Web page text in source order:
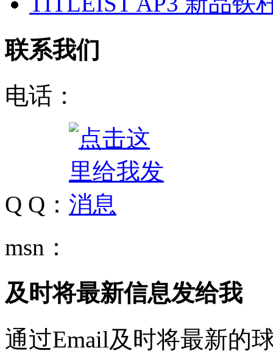
联系我们
电话：
Q Q：
msn：
及时将最新信息发给我
通过Email及时将最新的